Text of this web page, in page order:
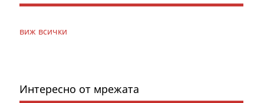
виж всички
Интересно от мрежата